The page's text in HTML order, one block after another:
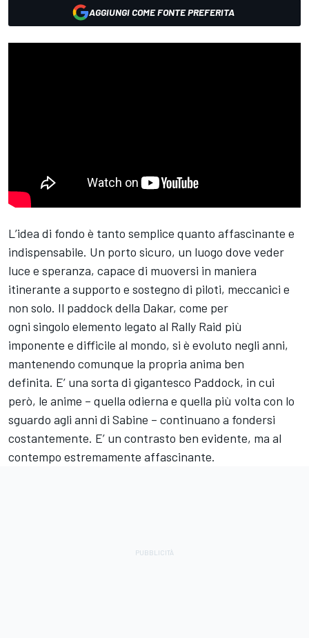
AGGIUNGI COME FONTE PREFERITA
L’idea di fondo è tanto semplice quanto affascinante e
indispensabile. Un porto sicuro, un luogo dove veder
luce e speranza, capace di muoversi in maniera
itinerante a supporto e sostegno di piloti, meccanici e
non solo. Il paddock della Dakar, come per
ogni singolo elemento legato al Rally Raid più
imponente e difficile al mondo, si è evoluto negli anni,
mantenendo comunque la propria anima ben
definita. E’ una sorta di gigantesco Paddock, in cui
però, le anime – quella odierna e quella più volta con lo
sguardo agli anni di Sabine – continuano a fondersi
costantemente. E’ un contrasto ben evidente, ma al
contempo estremamente affascinante.